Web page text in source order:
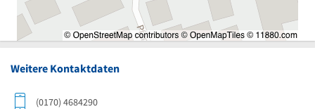
Weitere Kontaktdaten
(0170) 4684290